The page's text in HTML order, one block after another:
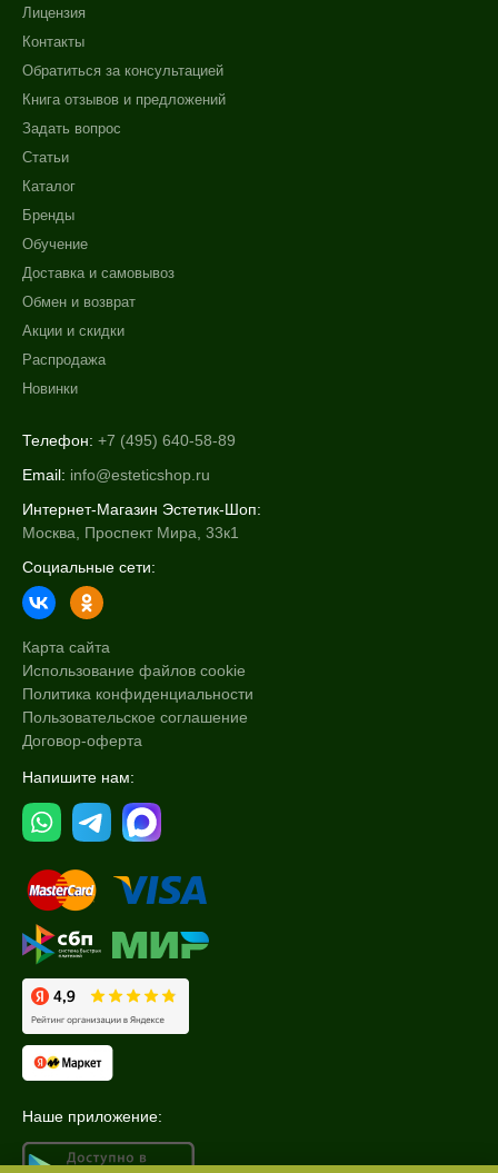
Лицензия
Контакты
Обратиться за консультацией
Книга отзывов и предложений
Задать вопрос
Статьи
Каталог
Бренды
Обучение
Доставка и самовывоз
Обмен и возврат
Акции и скидки
Распродажа
Новинки
Телефон: +7 (495) 640-58-89
Email: info@esteticshop.ru
Интернет-Магазин Эстетик-Шоп:
Москва, Проспект Мира, 33к1
Социальные сети:
Карта сайта
Использование файлов cookie
Политика конфиденциальности
Пользовательское соглашение
Договор-оферта
Напишите нам:
Наше приложение: